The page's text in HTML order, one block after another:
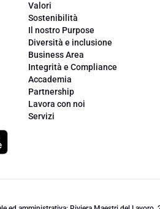
Valori
Sostenibilità
Il nostro Purpose
Diversità e inclusione
Business Area
Integrità e Compliance
Accademia
Partnership
Lavora con noi
Servizi